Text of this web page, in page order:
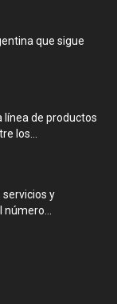
que sigue
de productos
los...
servicios y